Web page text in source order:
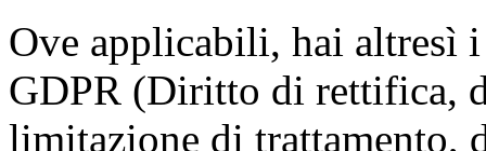
Ove applicabili, hai
GDPR (Diritto di rettifica,
limitazione di trattamento,